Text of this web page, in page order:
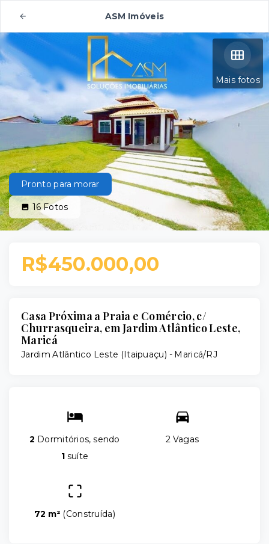
ASM Imóveis
Mais fotos
Pronto para morar
16Fotos
R$450.000,00
Casa Próxima a Praia e Comércio, c/
Churrasqueira, em Jardim Atlântico Leste,
Maricá
Jardim Atlântico Leste (Itaipuaçu) - Maricá/RJ
2 Dormitórios, sendo
1 suíte
2 Vagas
72 m² (Construída)